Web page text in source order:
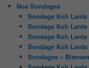
Nos Sondages
Sondage Koh
Sondage Koh
Sondage Koh Lanta
Sondage Koh Lanta
Sondages «